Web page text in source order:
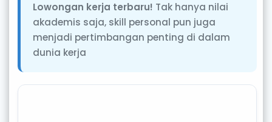
Lowongan kerja terbaru! Tak hanya nilai
akademis saja, skill personal pun juga
menjadi pertimbangan penting di dalam
dunia kerja